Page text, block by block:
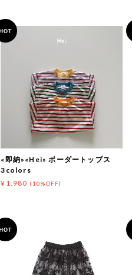
«即納»«Hei» ボーダートップス
3colors
¥1,980 (10%OFF)